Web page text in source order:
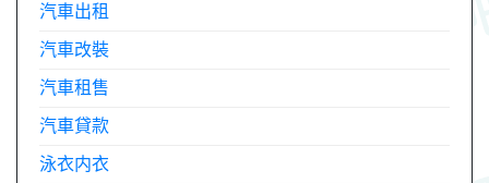
汽車出租
汽車改裝
汽車租售
汽車貸款
泳衣内衣